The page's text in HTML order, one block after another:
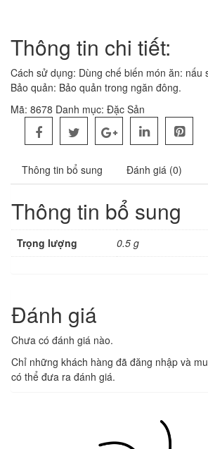
Thông tin chi tiết:
Cách sử dụng: Dùng chế biến món ăn:
Bảo quản: Bảo quản trong ngăn đông.
Mã: 8678 Danh mục: Đặc Sản
Thông tin bổ sung Đánh giá (0)
Thông tin bổ sung
Trọng lượng 0.5 g
Đánh giá
Chưa có đánh giá nào.
Chỉ những khách hàng đã đăng nhập và
có thể đưa ra đánh giá.